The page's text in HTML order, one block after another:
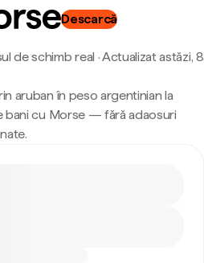
Descarcă
de schimb real ·Actualizat astăzi, 8
aruban în peso argentinian la
bani cu Morse — fără adaosuri